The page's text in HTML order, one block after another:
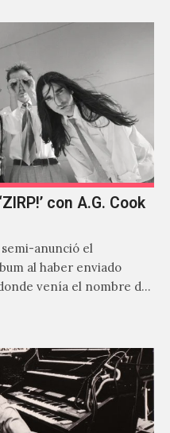
con A.G. Cook
semi-anunció el
al haber enviado
venía el nombre de